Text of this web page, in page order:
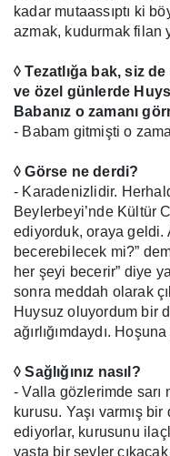
kadar mutaassıptı ki
azmak, kudurmak filan
◊ Tezatlığa bak, siz
ve özel günlerde
Babanız o zamanı
- Babam gitmişti o
◊ Görse ne derdi?
- Karadenizlidir.
Beylerbeyi’nde Kültür
ediyorduk, oraya geldi.
becerebilecek mi?”
her şeyi becerir” diye
sonra meddah olarak
Huysuz oluyordum bir
ağırlığımdaydı.
◊ Sağlığınız nasıl?
- Valla gözlerimde sarı
kurusu. Yaşı varmış
ediyorlar, kurusunu
yaşta bir şeyler